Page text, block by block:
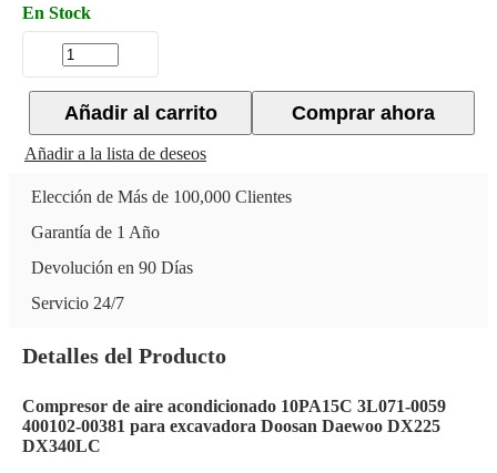
En Stock
Comprar ahora
Añadir al carrito
Añadir a la lista de deseos
Elección de Más de 100,000 Clientes
Garantía de 1 Año
Devolución en 90 Días
Servicio 24/7
Detalles del Producto
Compresor de aire acondicionado 10PA15C 3L071-0059
400102-00381 para excavadora Doosan Daewoo DX225
DX340LC